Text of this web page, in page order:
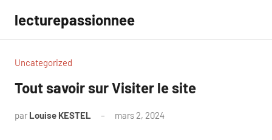
contenu
lecturepassionnee
Uncategorized
Tout savoir sur Visiter le site
par Louise KESTEL mars 2, 2024